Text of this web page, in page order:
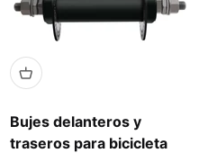
Bujes delanteros y
traseros para bicicleta